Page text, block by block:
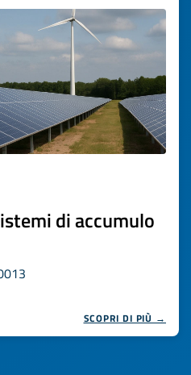
di accumulo
SCOPRI DI PIÙ →